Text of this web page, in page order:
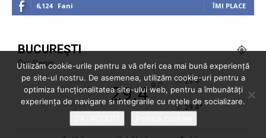
6,124 Fani ÎMI PLACE
BUCUREȘTI
Cer Senin
29.4°C 29.4°
29.4°
Utilizăm cookie-urile pentru a vă oferi cea mai bună experiență
pe site-ul nostru. De asemenea, utilizăm cookie-uri pentru a
optimiza funcţionalitatea site-ului web, pentru a îmbunătăţi
experienţa de navigare si integrarile cu reţele de socializare.